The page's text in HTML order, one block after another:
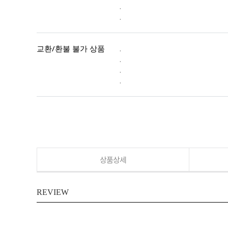
.
.
교환/환불 불가 상품
.
.
.
.
상품상세
REVIEW